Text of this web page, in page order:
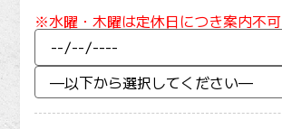
※水曜・木曜は定休日につき案内不可